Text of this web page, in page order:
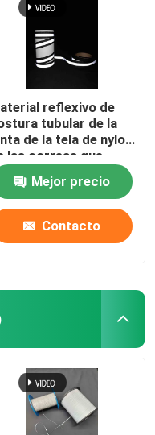
reflexivo de
tubular de la
de la tela de nylon
las correas que
Mejor precio
Contacto